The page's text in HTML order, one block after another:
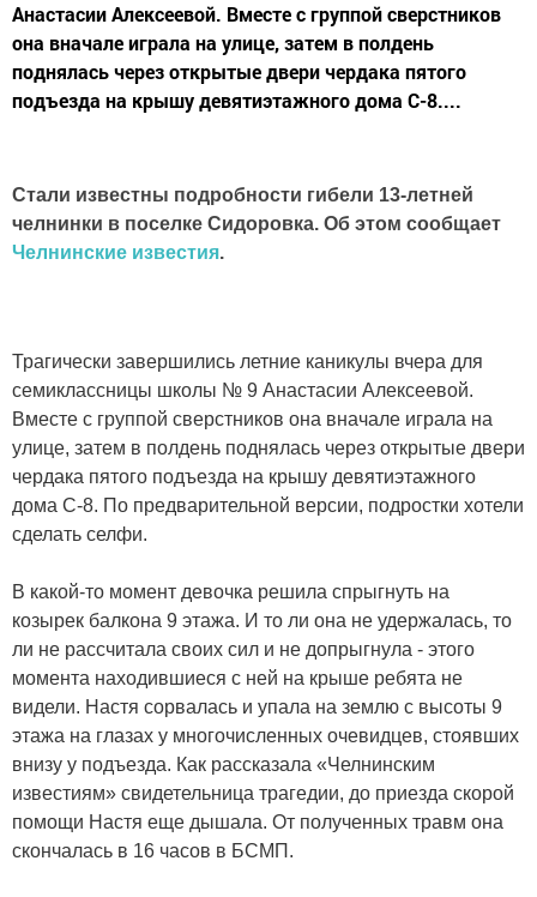
Анастасии Алексеевой. Вместе с группой сверстников
она вначале играла на улице, затем в полдень
поднялась через открытые двери чердака пятого
подъезда на крышу девятиэтажного дома С-8....
Стали известны подробности гибели 13-летней
челнинки в поселке Сидоровка. Об этом сообщает
Челнинские известия.
Трагически завершились летние каникулы вчера для
семиклассницы школы № 9 Анастасии Алексеевой.
Вместе с группой сверстников она вначале играла на
улице, затем в полдень поднялась через открытые двери
чердака пятого подъезда на крышу девятиэтажного
дома С-8. По предварительной версии, подростки хотели
сделать селфи.
В какой-то момент девочка решила спрыгнуть на
козырек балкона 9 этажа. И то ли она не удержалась, то
ли не рассчитала своих сил и не допрыгнула - этого
момента находившиеся с ней на крыше ребята не
видели. Настя сорвалась и упала на землю с высоты 9
этажа на глазах у многочисленных очевидцев, стоявших
внизу у подъезда. Как рассказала «Челнинским
известиям» свидетельница трагедии, до приезда скорой
помощи Настя еще дышала. От полученных травм она
скончалась в 16 часов в БСМП.